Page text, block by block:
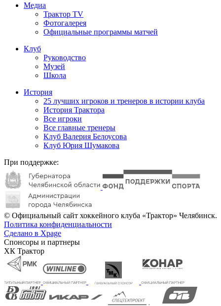
Медиа
Трактор TV
Фотогалерея
Официальные программы матчей
Клуб
Руководство
Музей
Школа
История
25 лучших игроков и тренеров в истории клуба
История Трактора
Все игроки
Все главные тренеры
Клуб Валерия Белоусова
Клуб Юрия Шумакова
При поддержке:
© Официальный сайт хоккейного клуба «Трактор» Челябинск.
Политика конфиденциальности
Сделано в Xpage
Спонсоры и партнеры
ХК Трактор